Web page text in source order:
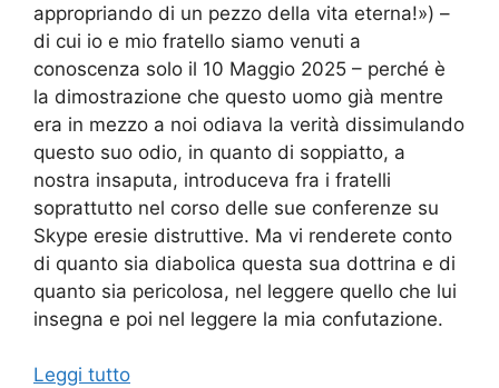
appropriando di un pezzo della vita eterna!») –
di cui io e mio fratello siamo venuti a
conoscenza solo il 10 Maggio 2025 – perché è
la dimostrazione che questo uomo già mentre
era in mezzo a noi odiava la verità dissimulando
questo suo odio, in quanto di soppiatto, a
nostra insaputa, introduceva fra i fratelli
soprattutto nel corso delle sue conferenze su
Skype eresie distruttive. Ma vi renderete conto
di quanto sia diabolica questa sua dottrina e di
quanto sia pericolosa, nel leggere quello che lui
insegna e poi nel leggere la mia confutazione.
Leggi tutto